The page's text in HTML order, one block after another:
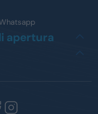
apertura